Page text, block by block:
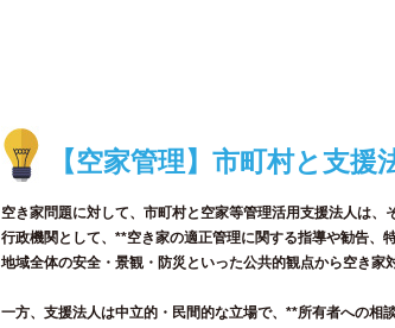
【空家管理】市町村と支
空き家問題に対して、市町村と空家等管理活用支援法人は
行政機関として、**空き家の適正管理に関する指導や勧告、
地域全体の安全・景観・防災といった公共的観点から空き家
一方、支援法人は中立的・民間的な立場で、**所有者への相